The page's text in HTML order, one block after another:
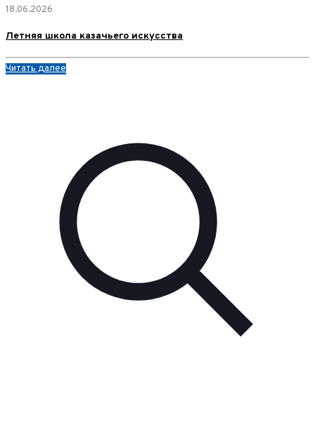
18.06.2026
Летняя школа казачьего искусства
Читать далее